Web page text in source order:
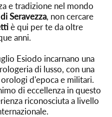
e tradizione nel mondo
Seravezza, non cercare
è qui per te da oltre
anni.
Esiodo incarnano una
di lusso, con una
d'epoca e militari.
di eccellenza in questo
riconosciuta a livello